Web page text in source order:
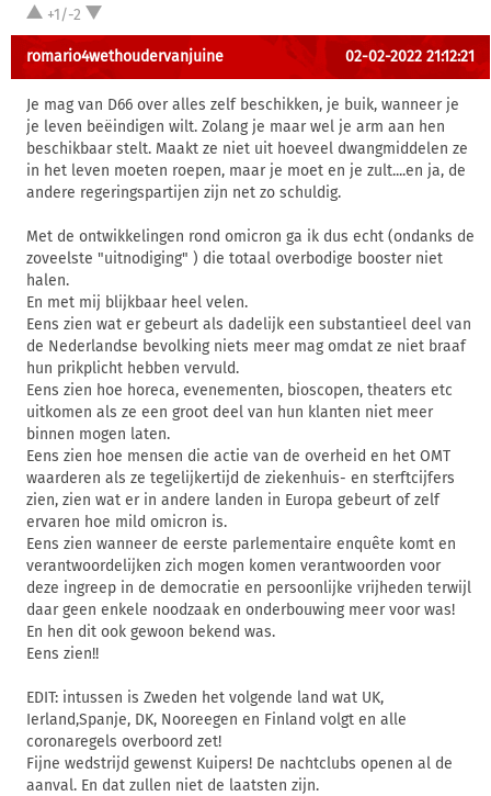
+1/-2
romario4wethoudervanjuine 02-02-2022 21:12:21
Je mag van D66 over alles zelf beschikken, je buik, wanneer je
je leven beëindigen wilt. Zolang je maar wel je arm aan hen
beschikbaar stelt. Maakt ze niet uit hoeveel dwangmiddelen ze
in het leven moeten roepen, maar je moet en je zult....en ja, de
andere regeringspartijen zijn net zo schuldig.
Met de ontwikkelingen rond omicron ga ik dus echt (ondanks de
zoveelste "uitnodiging" ) die totaal overbodige booster niet
halen.
En met mij blijkbaar heel velen.
Eens zien wat er gebeurt als dadelijk een substantieel deel van
de Nederlandse bevolking niets meer mag omdat ze niet braaf
hun prikplicht hebben vervuld.
Eens zien hoe horeca, evenementen, bioscopen, theaters etc
uitkomen als ze een groot deel van hun klanten niet meer
binnen mogen laten.
Eens zien hoe mensen die actie van de overheid en het OMT
waarderen als ze tegelijkertijd de ziekenhuis- en sterftcijfers
zien, zien wat er in andere landen in Europa gebeurt of zelf
ervaren hoe mild omicron is.
Eens zien wanneer de eerste parlementaire enquête komt en
verantwoordelijken zich mogen komen verantwoorden voor
deze ingreep in de democratie en persoonlijke vrijheden terwijl
daar geen enkele noodzaak en onderbouwing meer voor was!
En hen dit ook gewoon bekend was.
Eens zien!!
EDIT: intussen is Zweden het volgende land wat UK,
Ierland,Spanje, DK, Nooreegen en Finland volgt en alle
coronaregels overboord zet!
Fijne wedstrijd gewenst Kuipers! De nachtclubs openen al de
aanval. En dat zullen niet de laatsten zijn.